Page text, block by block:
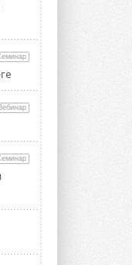
...
...